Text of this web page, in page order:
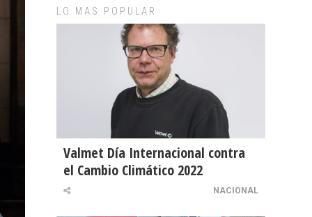
LO MAS POPULAR
Valmet Día Internacional contra
el Cambio Climático 2022
NACIONAL